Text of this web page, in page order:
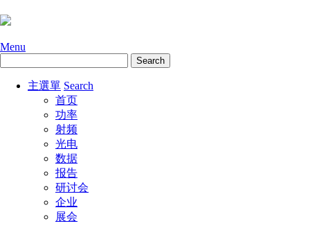
Menu
主選單 Search
首页
功率
射频
光电
数据
报告
研讨会
企业
展会